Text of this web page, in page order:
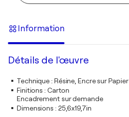
Information
Détails de l'œuvre
Technique: Résine, Encre sur Papier
Finitions : Carton
Encadrement sur demande
Dimensions : 25,6x19,7in